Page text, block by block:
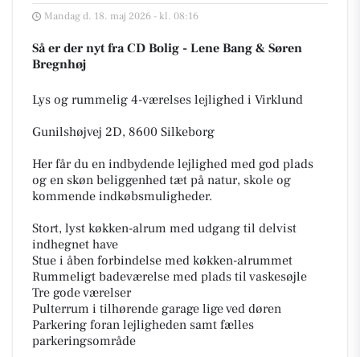
Mandag d. 18. maj 2026 - kl. 08:16
Så er der nyt fra CD Bolig - Lene Bang & Søren
Bregnhøj
Lys og rummelig 4-værelses lejlighed i Virklund
Gunilshøjvej 2D, 8600 Silkeborg
Her får du en indbydende lejlighed med god plads
og en skøn beliggenhed tæt på natur, skole og
kommende indkøbsmuligheder.
Stort, lyst køkken-alrum med udgang til delvist
indhegnet have
Stue i åben forbindelse med køkken-alrummet
Rummeligt badeværelse med plads til vaskesøjle
Tre gode værelser
Pulterrum i tilhørende garage lige ved døren
Parkering foran lejligheden samt fælles
parkeringsområde